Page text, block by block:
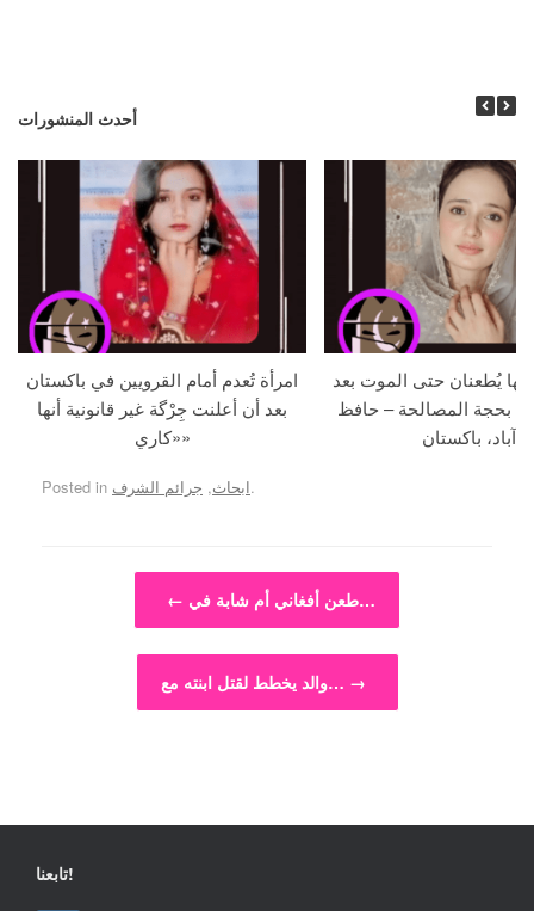
أحدث المنشورات
امرأة تُعدم أمام القرويين في باكستان
بعد أن أعلنت جِرْگة غير قانونية أنها
«كاري»
يُطعنان حتى الموت بعد
بحجة المصالحة – حافظ
آباد، باكستان
Posted in ابحاث, جرائم الشرف .
Post navigation
← طعن أفغاني أم شابة في…
والد يخطط لقتل ابنته مع… →
تابعنا!